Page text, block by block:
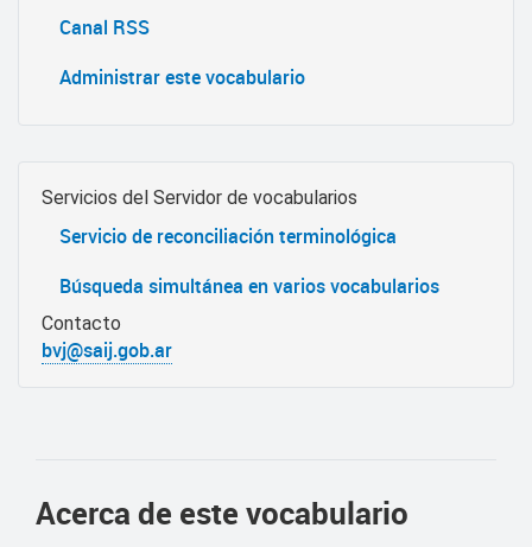
Canal RSS
Administrar este vocabulario
Servicios del Servidor de vocabularios
Servicio de reconciliación terminológica
Búsqueda simultánea en varios vocabularios
Contacto
bvj@saij.gob.ar
Acerca de este vocabulario